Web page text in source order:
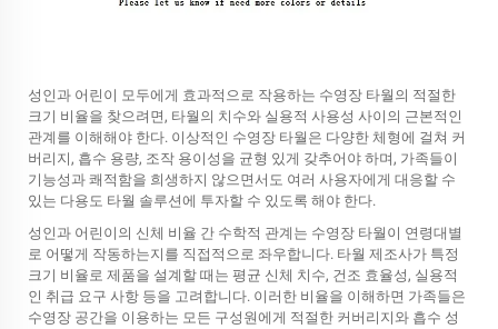
성인과 어린이 모두에게 효과적으로 작용하는 수영장 타월의 적절한
크기 비율을 찾으려면, 타월의 치수와 실용적 사용성 사이의 근본적인
관계를 이해해야 한다. 이상적인 수영장 타월은 다양한 체형에 걸쳐 커
버리지, 흡수 용량, 조작 용이성을 균형 있게 갖추어야 하며, 가족들이
기능성과 쾌적함을 희생하지 않으면서도 여러 사용자에게 대응할 수
있는 다용도 타월 솔루션에 투자할 수 있도록 해야 한다.
성인과 어린이의 신체 비율 간 수학적 관계는 수영장 타월이 연령대별
로 어떻게 작동하는지를 직접적으로 좌우합니다. 타월 제조사가 특정
크기 비율로 제품을 설계할 때는 평균 신체 치수, 건조 효율성, 실용적
인 취급 요구 사항 등을 고려합니다. 이러한 비율을 이해하면 가족들은
수영장 공간을 이용하는 모든 구성원에게 적절한 커버리지와 흡수 성